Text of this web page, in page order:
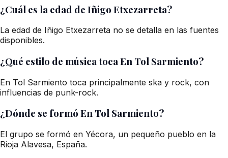
¿Cuál es la edad de Iñigo Etxezarreta?
La edad de Iñigo Etxezarreta no se detalla en las fuentes
disponibles.
¿Qué estilo de música toca En Tol Sarmiento?
En Tol Sarmiento toca principalmente ska y rock, con
influencias de punk-rock.
¿Dónde se formó En Tol Sarmiento?
El grupo se formó en Yécora, un pequeño pueblo en la
Rioja Alavesa, España.